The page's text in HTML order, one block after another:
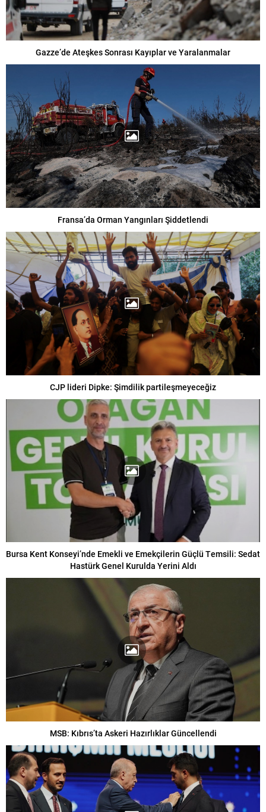
Gazze’de Ateşkes Sonrası Kayıplar ve Yaralanmalar
Fransa’da Orman Yangınları Şiddetlendi
CJP lideri Dipke: Şimdilik partileşmeyeceğiz
Bursa Kent Konseyi’nde Emekli ve Emekçilerin Güçlü Temsili: Sedat
Hastürk Genel Kurulda Yerini Aldı
MSB: Kıbrıs’ta Askeri Hazırlıklar Güncellendi